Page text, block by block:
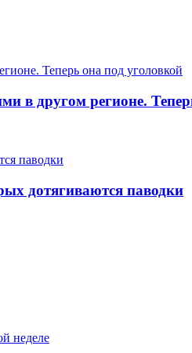
в другом регионе.
дотягиваются паводки